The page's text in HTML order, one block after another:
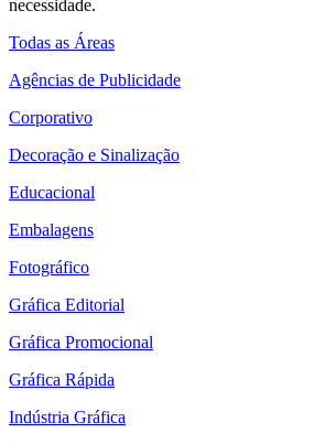
necessidade.
Todas as Áreas
Agências de Publicidade
Corporativo
Decoração e Sinalização
Educacional
Embalagens
Fotográfico
Gráfica Editorial
Gráfica Promocional
Gráfica Rápida
Indústria Gráfica